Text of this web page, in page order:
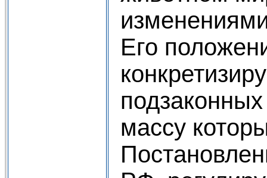
Его
массу